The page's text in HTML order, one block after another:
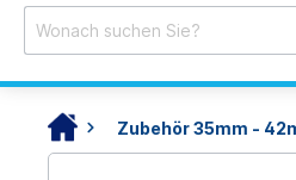
Zubehör 35mm -